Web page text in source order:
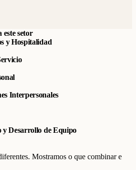
este setor
y Hospitalidad
Interpersonales
y Desarrollo de Equipo
Mostramos o que combinar e